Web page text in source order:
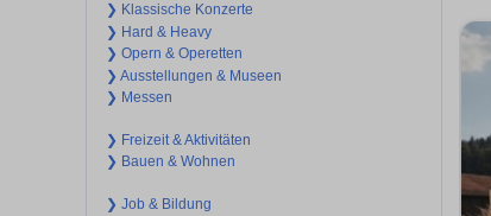
❯ Klassische Konzerte
❯ Hard & Heavy
❯ Opern & Operetten
❯ Ausstellungen & Museen
❯ Messen
❯ Freizeit & Aktivitäten
❯ Bauen & Wohnen
❯ Job & Bildung